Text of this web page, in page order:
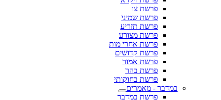
פרשת צו
פרשת שמיני
פרשת תזריע
פרשת מצורע
פרשת אחרי מות
פרשת קדושים
פרשת אמור
פרשת בהר
פרשת בחוקותי
במדבר - מאמרים
פרשת במדבר